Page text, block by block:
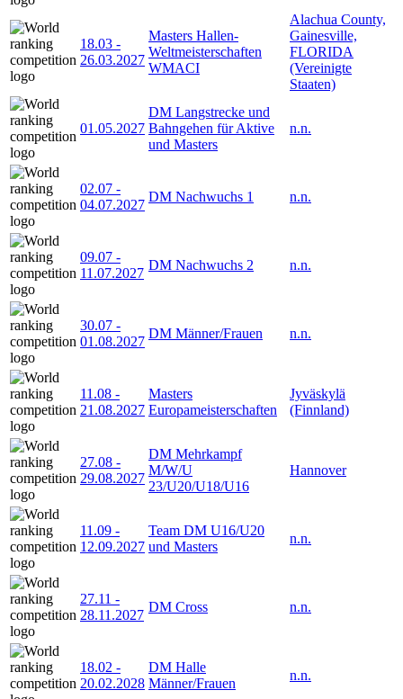
18.03 -
26.03.2027
Masters Hallen-
Weltmeisterschaften
WMACI
Alachua County,
Gainesville,
FLORIDA
(Vereinigte
Staaten)
01.05.2027
DM Langstrecke und
Bahngehen für Aktive
und Masters
n.n.
02.07 -
04.07.2027
DM Nachwuchs 1 n.n.
09.07 -
11.07.2027
DM Nachwuchs 2 n.n.
30.07 -
01.08.2027
DM Männer/Frauen n.n.
11.08 -
21.08.2027
Masters
Europameisterschaften
Jyväskylä
(Finnland)
27.08 -
29.08.2027
DM Mehrkampf
M/W/U
23/U20/U18/U16
Hannover
11.09 -
12.09.2027
Team DM U16/U20
und Masters
n.n.
27.11 -
28.11.2027
DM Cross n.n.
18.02 -
20.02.2028
DM Halle
Männer/Frauen
n.n.